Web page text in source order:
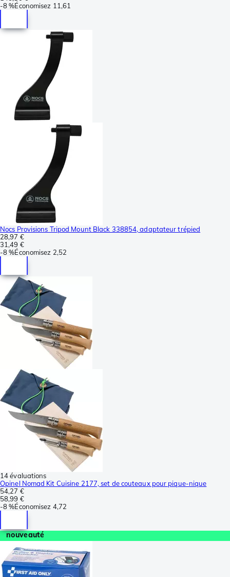
-8 %Économisez 11,61
Nocs Provisions Tripod Mount Black 338854, adaptateur trépied
28,97 €
31,49 €
-8 %Économisez 2,52
14 évaluations
Opinel Nomad Kit Cuisine 2177, set de couteaux pour pique-nique
54,27 €
58,99 €
-8 %Économisez 4,72
nouveauté